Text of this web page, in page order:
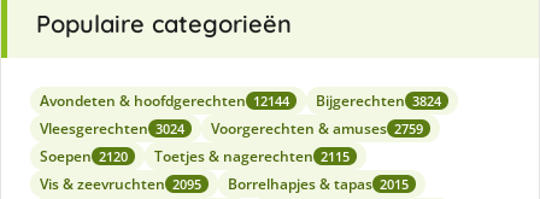
Populaire categorieën
Avondeten & hoofdgerechten 12144 Bijgerechten 3824
Vleesgerechten 3024 Voorgerechten & amuses 2759
Soepen 2120 Toetjes & nagerechten 2115
Vis & zeevruchten 2095 Borrelhapjes & tapas 2015